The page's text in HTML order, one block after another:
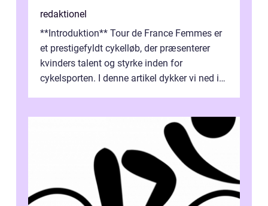
redaktionel
**Introduktion** Tour de France Femmes er
et prestigefyldt cykelløb, der præsenterer
kvinders talent og styrke inden for
cykelsporten. I denne artikel dykker vi ned i